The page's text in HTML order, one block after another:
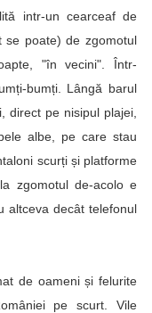
intr-un cearceaf de
se poate) de zgomotul
"în vecini". Într-
bumți. Lângă barul
direct pe nisipul plajei,
albe, pe care stau
scurți și platforme
zgomotul de-acolo e
altceva decât telefonul
de oameni și felurite
pe scurt. Vile